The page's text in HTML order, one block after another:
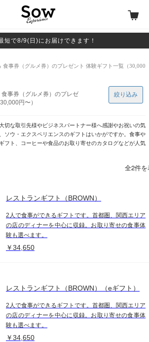
短で8/9(日)にお届けできます！
食事券（グルメ券）のプレゼント 体験ギフト一覧（30,000
事券（グルメ券）のプレゼ
円〜）
切な取引先様やビジネスパートナー様へ感謝やお祝いの気
ソウ・エクスペリエンスのギフトはいかがですか。食事や
フト、コーヒーや食品のお取り寄せのカタログなどが人気
絞り込み
全2件
レストランギフト（BROWN）
2人で食事ができるギフトです。首都圏、関西エリア
の店のディナーを中心に収録。お取り寄せの食事体
験も選べます。
￥34,650
レストランギフト（BROWN）（eギフト）
2人で食事ができるギフトです。首都圏、関西エリア
の店のディナーを中心に収録。お取り寄せの食事体
験も選べます。
￥34,650